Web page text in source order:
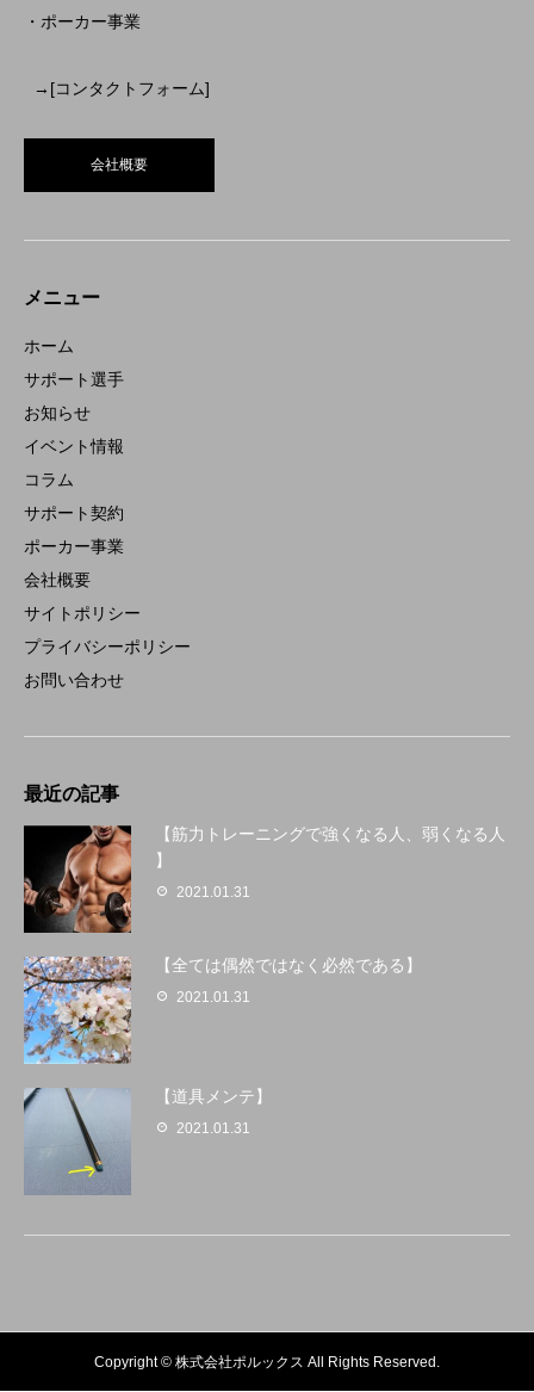
・ポーカー事業
→[コンタクトフォーム]
会社概要
メニュー
ホーム
サポート選手
お知らせ
イベント情報
コラム
サポート契約
ポーカー事業
会社概要
サイトポリシー
プライバシーポリシー
お問い合わせ
最近の記事
【筋力トレーニングで強くなる人、弱くなる人
】
2021.01.31
【全ては偶然ではなく必然である】
2021.01.31
【道具メンテ】
2021.01.31
Copyright © 株式会社ポルックス All Rights Reserved.